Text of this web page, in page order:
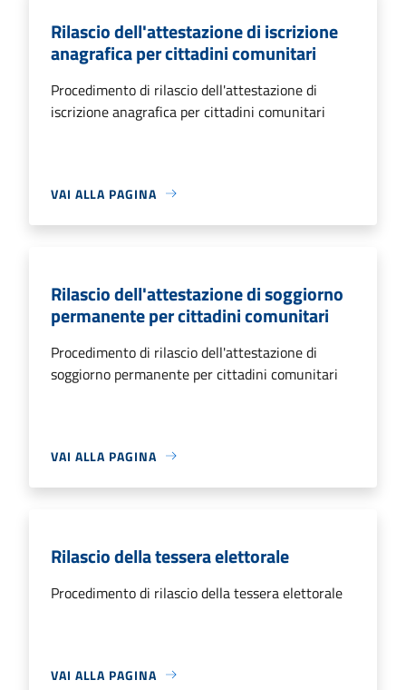
Rilascio dell'attestazione di iscrizione
anagrafica per cittadini comunitari
Procedimento di rilascio dell'attestazione di
iscrizione anagrafica per cittadini comunitari
VAI ALLA PAGINA
Rilascio dell'attestazione di soggiorno
permanente per cittadini comunitari
Procedimento di rilascio dell'attestazione di
soggiorno permanente per cittadini comunitari
VAI ALLA PAGINA
Rilascio della tessera elettorale
Procedimento di rilascio della tessera elettorale
VAI ALLA PAGINA